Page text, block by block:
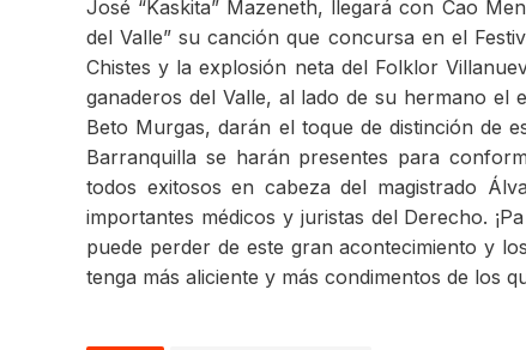
José “Kaskita” Mazeneth, llegará con Cao
del Valle” su canción que concursa en el
Chistes y la explosión neta del Folklor
ganaderos del Valle, al lado de su hermano el
Beto Murgas, darán el toque de distinción de
Barranquilla se harán presentes para
todos exitosos en cabeza del magistrado
importantes médicos y juristas del Derecho.
puede perder de este gran acontecimiento y
tenga más aliciente y más condimentos de los